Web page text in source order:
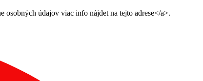
údajov viac info nájdet na tejto adrese</a>.